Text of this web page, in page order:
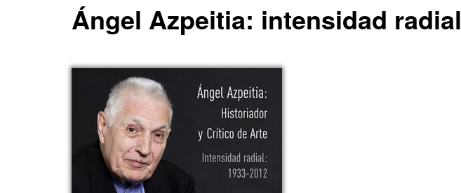
Ángel Azpeitia: intensidad radial